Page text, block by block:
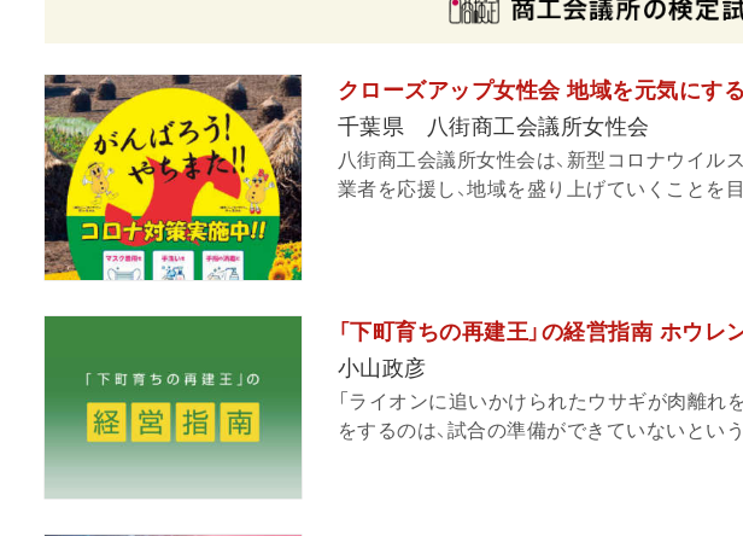
クローズアップ女性会 地域を元気にす
千葉県 八街商工会議所女性会
八街商工会議所女性会は、新型コロナウイル
業者を応援し、地域を盛り上げていくことを
「下町育ちの再建王」の経営指南 ホウレ
小山政彦
「ライオンに追いかけられたウサギが肉離れ
をするのは、試合の準備ができていないとい